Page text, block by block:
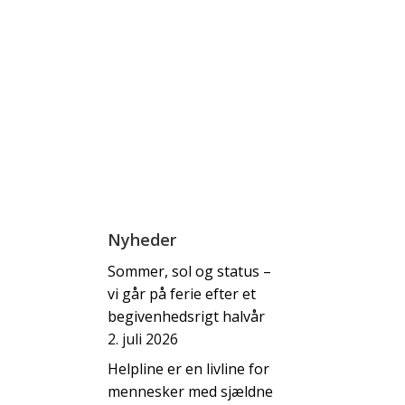
Nyheder
Sommer, sol og status –
vi går på ferie efter et
begivenhedsrigt halvår
2. juli 2026
Helpline er en livline for
mennesker med sjældne